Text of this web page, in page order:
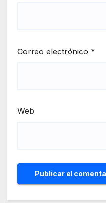
Correo electrónico *
Web